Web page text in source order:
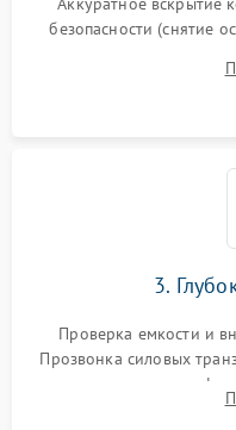
безопасности (снятие
и кистей для
3.
Проверка емкости и
Прозвонка силовых
переключения и
конденсаторов и